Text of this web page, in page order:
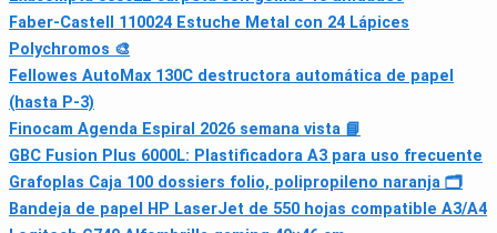
Faber-Castell 110024 Estuche Metal con 24 Lápices
Polychromos 🎨
Fellowes AutoMax 130C destructora automática de papel
(hasta P-3)
Finocam Agenda Espiral 2026 semana vista 📘
GBC Fusion Plus 6000L: Plastificadora A3 para uso frecuente
Grafoplas Caja 100 dossiers folio, polipropileno naranja 🗂
Bandeja de papel HP LaserJet de 550 hojas compatible A3/A4